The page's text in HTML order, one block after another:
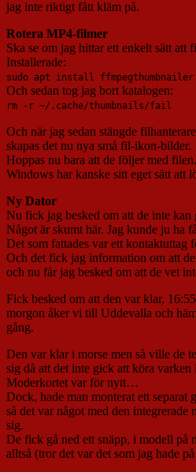
jag inte riktigt fått kläm på.
Rotera MP4-filmer
Ska se om jag hittar ett enkelt sätt
Installerade:
sudo apt install ffmpegthumbnailer
Och sedan tog jag bort katalogen:
rm -r ~/.cache/thumbnails/fail
Och när jag sedan stängde
skapas det nu nya små fil-ikon-bilder.
Hoppas nu bara att de följer med filen.
Windows har kanske sitt eget sätt att
Ny Dator
Nu fick jag besked om att de inte
Något är skumt här. Jag kunde ju ha
Det som fattades var ett kontaktuttag
Och det fick jag information om att
och nu får jag besked om att de vet
Fick besked om att den var klar,
morgon åker vi till Uddevalla och
gång.
Den var klar i morse men så ville de
sig då att det inte gick att köra
Moderkortet var för nytt…
Dock, hade man monterat ett separat
så det var något med den integrerade
sig.
De fick gå ned ett snäpp, i modell på
alltså (tror det var det som jag hade